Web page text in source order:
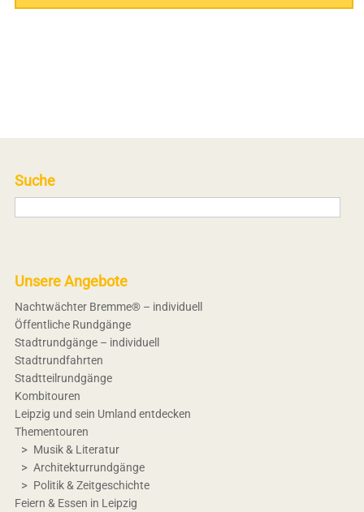
Suche
Unsere Angebote
Nachtwächter Bremme® – individuell
Öffentliche Rundgänge
Stadtrundgänge – individuell
Stadtrundfahrten
Stadtteilrundgänge
Kombitouren
Leipzig und sein Umland entdecken
Thementouren
Musik & Literatur
Architekturrundgänge
Politik & Zeitgeschichte
Feiern & Essen in Leipzig